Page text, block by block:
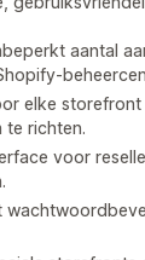
aantal
elke storefront
te richten.
voor